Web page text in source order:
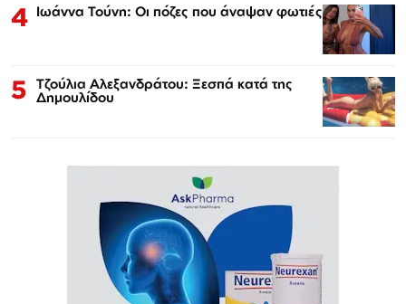
4 Ιωάννα Τούνη: Οι πόζες που άναψαν φωτιές
5 Τζούλια Αλεξανδράτου: Ξεσπά κατά της
Δημουλίδου